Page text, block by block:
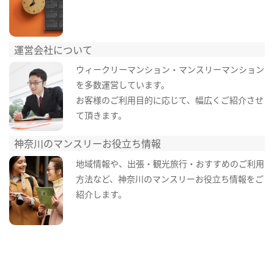
運営会社について
ウィークリーマンション・マンスリーマンション
を多数運営しています。
お客様のご利用目的に応じて、幅広くご紹介させ
て頂きます。
神奈川のマンスリーお役立ち情報
地域情報や、出張・観光旅行・おすすめのご利用
方法など、神奈川のマンスリーお役立ち情報をご
紹介します。